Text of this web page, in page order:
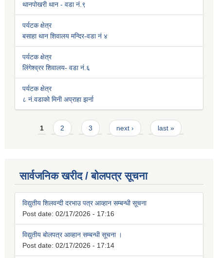
थानपोखरी थान - वडा नं.९
पर्यटक क्षेत्र
बसाहा थान शिवालय मन्दिर-वडा नं ४
पर्यटक क्षेत्र
लिंगेश्व्रर शिवालय- वडा नं.६
पर्यटक क्षेत्र
८ नं.वडाको मिनी अप्राहा झर्ना
Pages
1 2 3 next › last »
सार्वजनिक खरीद / बोलपत्र सूचना
विद्युतीय शिलवन्दी दरभाउ पत्र आव्हान सम्बन्धी सूचना
Post date: 02/17/2026 - 17:16
विद्युतीय बोलपत्र आव्हान सम्बन्धी सूचना ।
Post date: 02/17/2026 - 17:14